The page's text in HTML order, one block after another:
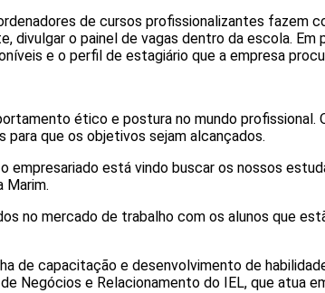
de cursos profissionalizantes fazem
divulgar o painel de vagas dentro da escola. Em
e o perfil de estagiário que a empresa
ético e postura no mundo profissional.
que os objetivos sejam alcançados.
está vindo buscar os nossos
Marim.
no mercado de trabalho com os alunos que
de capacitação e desenvolvimento de
Negócios e Relacionamento do IEL, que atua